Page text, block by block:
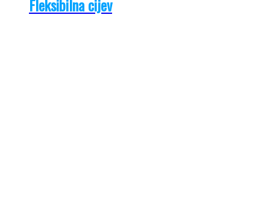
Fleksibilna cijev